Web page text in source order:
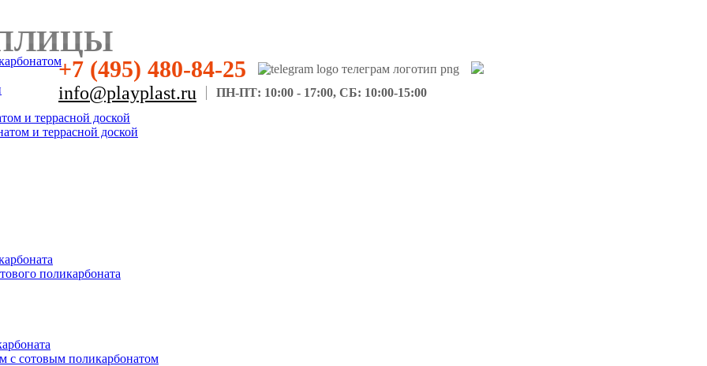
+7 (495) 480-84-25
info@playplast.ru ПН-ПТ: 10:00 - 17:00, СБ: 10:00-15:00
и террасной доской
и террасной доской
поликарбоната
с сотовым поликарбонатом